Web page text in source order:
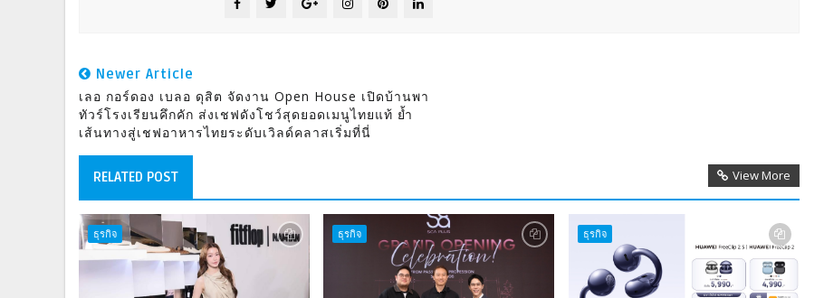
Newer Article
เลอ กอร์ดอง เบลอ ดุสิต จัดงาน Open House เปิดบ้านพา
ทัวร์โรงเรียนคึกคัก ส่งเชฟดังโชว์สุดยอดเมนูไทยแท้ ย้ำ
เส้นทางสู่เชฟอาหารไทยระดับเวิลด์คลาสเริ่มที่นี่
RELATED POST View More
ธุรกิจ ธุรกิจ ธุรกิจ